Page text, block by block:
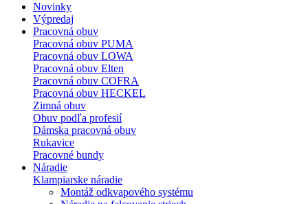
Novinky
Výpredaj
Pracovná obuv
Pracovná obuv PUMA
Pracovná obuv LOWA
Pracovná obuv Elten
Pracovná obuv COFRA
Pracovná obuv HECKEL
Zimná obuv
Obuv podľa profesií
Dámska pracovná obuv
Rukavice
Pracovné bundy
Náradie
Klampiarske náradie
Montáž odkvapového systému